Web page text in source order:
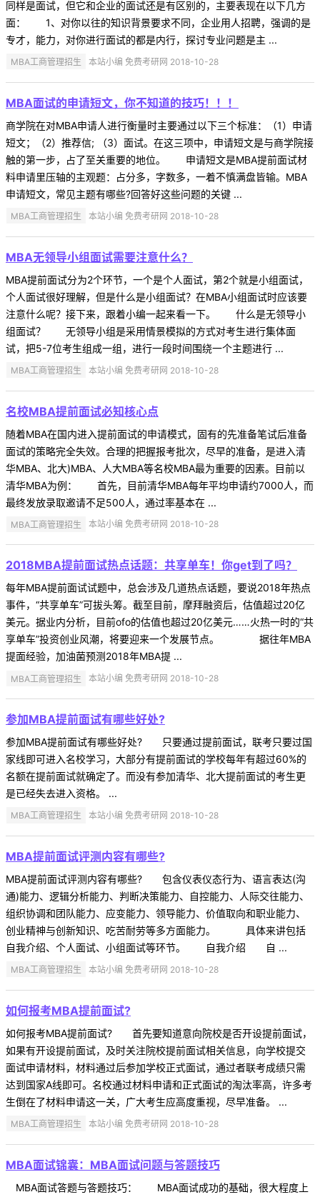
同样是面试，但它和企业的面试还是有区别的，主要表现在以下几方
面： 1、对你以往的知识背景要求不同，企业用人招聘，强调的是
专才，能力，对你进行面试的都是内行，探讨专业问题是主 ...
MBA工商管理招生 本站小编 免费考研网 2018-10-28
MBA面试的申请短文，你不知道的技巧！！！
商学院在对MBA申请人进行衡量时主要通过以下三个标准：（1）申请
短文；（2）推荐信; （3）面试。在这三项中，申请短文是与商学院接
触的第一步，占了至关重要的地位。 申请短文是MBA提前面试材
料申请里压轴的主观题：占分多，字数多，一着不慎满盘皆输。MBA
申请短文，常见主题有哪些?回答好这些问题的关键 ...
MBA工商管理招生 本站小编 免费考研网 2018-10-28
MBA无领导小组面试需要注意什么？
MBA提前面试分为2个环节，一个是个人面试，第2个就是小组面试，
个人面试很好理解，但是什么是小组面试？在MBA小组面试时应该要
注意什么呢？接下来，跟着小编一起来看一下。 什么是无领导小
组面试？ 无领导小组是采用情景模拟的方式对考生进行集体面
试，把5-7位考生组成一组，进行一段时间围绕一个主题进行 ...
MBA工商管理招生 本站小编 免费考研网 2018-10-28
名校MBA提前面试必知核心点
随着MBA在国内进入提前面试的申请模式，固有的先准备笔试后准备
面试的策略完全失效。合理的把握报考批次，尽早的准备，是进入清
华MBA、北大)MBA、人大MBA等名校MBA最为重要的因素。目前以
清华MBA为例： 首先，目前清华MBA每年平均申请约7000人，而
最终发放录取邀请不足500人，通过率基本在 ...
MBA工商管理招生 本站小编 免费考研网 2018-10-28
2018MBA提前面试热点话题：共享单车！你get到了吗？
每年MBA提前面试试题中，总会涉及几道热点话题，要说2018年热点
事件，“共享单车”可拔头筹。截至目前，摩拜融资后，估值超过20亿
美元。据业内分析，目前ofo的估值也超过20亿美元……火热一时的“共
享单车”投资创业风潮，将要迎来一个发展节点。 据往年MBA
提面经验，加油菌预测2018年MBA提 ...
MBA工商管理招生 本站小编 免费考研网 2018-10-28
参加MBA提前面试有哪些好处?
参加MBA提前面试有哪些好处? 只要通过提前面试，联考只要过国
家线即可进入名校学习，大部分有提前面试的学校每年有超过60%的
名额在提前面试就确定了。而没有参加清华、北大提前面试的考生更
是已经失去进入资格。 ...
MBA工商管理招生 本站小编 免费考研网 2018-10-28
MBA提前面试评测内容有哪些?
MBA提前面试评测内容有哪些? 包含仪表仪态行为、语言表达(沟
通)能力、逻辑分析能力、判断决策能力、自控能力、人际交往能力、
组织协调和团队能力、应变能力、领导能力、价值取向和职业能力、
创业精神与创新知识、吃苦耐劳等多方面能力。 具体来讲包括
自我介绍、个人面试、小组面试等环节。 自我介绍 自 ...
MBA工商管理招生 本站小编 免费考研网 2018-10-28
如何报考MBA提前面试?
如何报考MBA提前面试? 首先要知道意向院校是否开设提前面试，
如果有开设提前面试，及时关注院校提前面试相关信息，向学校提交
面试申请材料，材料通过后参加学校正式面试，通过者联考成绩只需
达到国家A线即可。名校通过材料申请和正式面试的淘汰率高，许多考
生倒在了材料申请这一关，广大考生应高度重视，尽早准备。 ...
MBA工商管理招生 本站小编 免费考研网 2018-10-28
MBA面试锦囊：MBA面试问题与答题技巧
MBA面试答题与答题技巧： MBA面试成功的基础，很大程度上